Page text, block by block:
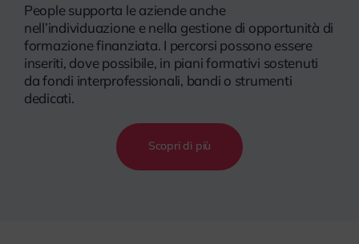
People supporta le aziende anche
nell’individuazione e nella gestione di opportunità di
formazione finanziata. I percorsi possono essere
inseriti, dove possibile, in piani formativi sostenuti
da fondi interprofessionali, bandi o strumenti
dedicati.
Scopri di più